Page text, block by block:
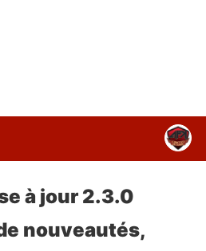
à jour 2.3.0
nouveautés,